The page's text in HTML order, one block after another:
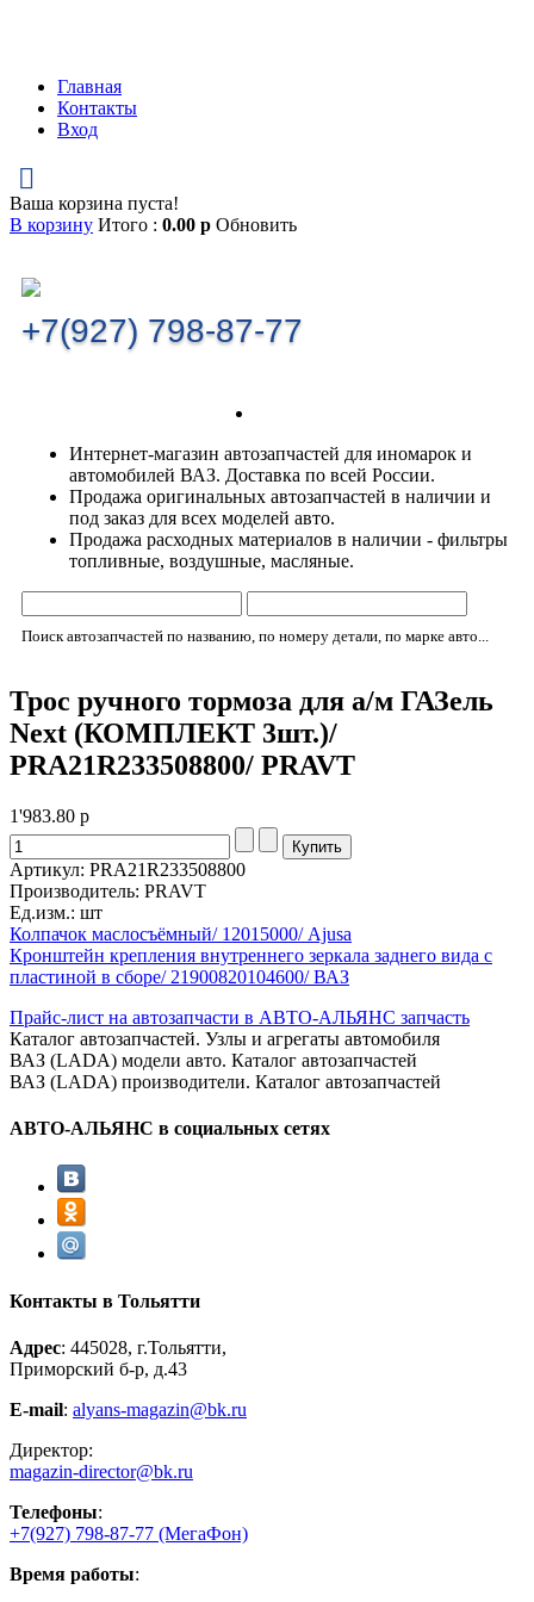
Главная
Контакты
Вход
Ваша корзина пуста!
В корзину Итого : 0.00 р Обновить
+7(927) 798-87-77
Интернет-магазин автозапчастей для иномарок и
автомобилей ВАЗ. Доставка по всей России.
Продажа оригинальных автозапчастей в наличии и
под заказ для всех моделей авто.
Продажа расходных материалов в наличии - фильтры
топливные, воздушные, масляные.
Поиск автозапчастей по названию, по номеру детали, по марке авто...
Трос ручного тормоза для а/м ГАЗель
Next (КОМПЛЕКТ 3шт.)/
PRA21R233508800/ PRAVT
1'983.80 р
Артикул: PRA21R233508800
Производитель: PRAVT
Ед.изм.: шт
Колпачок маслосъёмный/ 12015000/ Ajusa
Кронштейн крепления внутреннего зеркала заднего вида с
пластиной в сборе/ 21900820104600/ ВАЗ
Прайс-лист на автозапчасти в АВТО-АЛЬЯНС запчасть
Каталог автозапчастей. Узлы и агрегаты автомобиля
ВАЗ (LADA) модели авто. Каталог автозапчастей
ВАЗ (LADA) производители. Каталог автозапчастей
АВТО-АЛЬЯНС в социальных сетях
Контакты в Тольятти
Адрес: 445028, г.Тольятти,
Приморский б-р, д.43
E-mail: alyans-magazin@bk.ru
Директор:
magazin-director@bk.ru
Телефоны:
+7(927) 798-87-77 (МегаФон)
Время работы: